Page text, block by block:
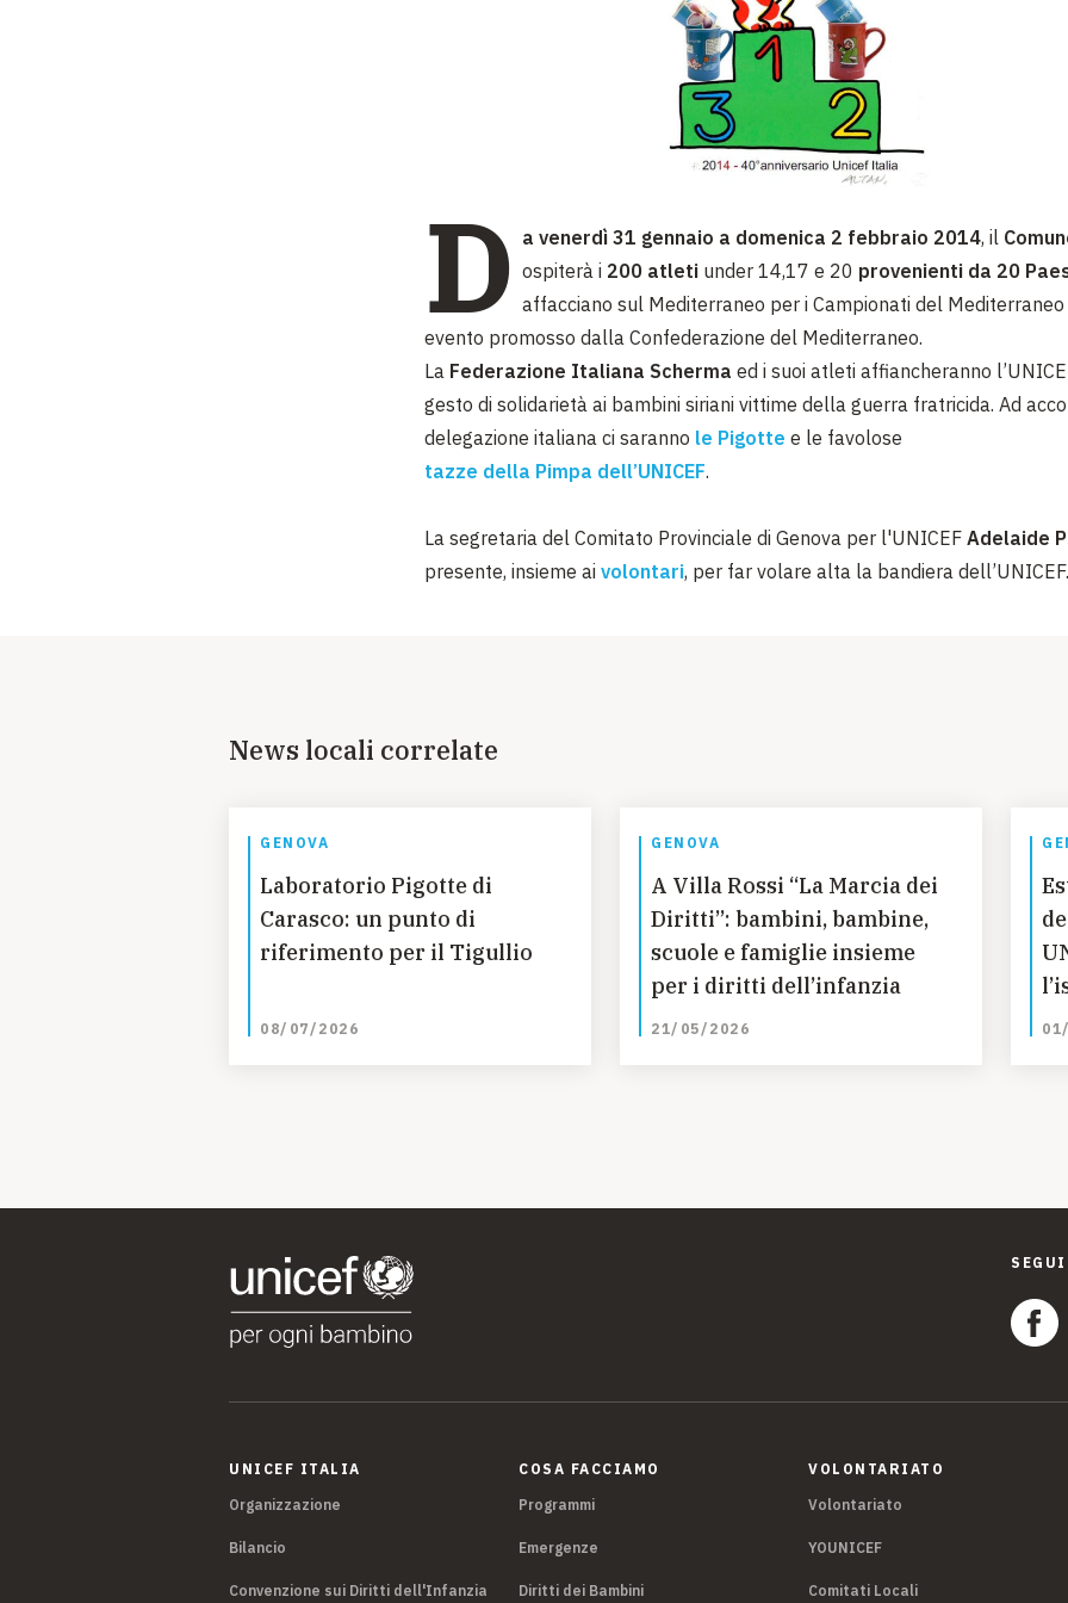
D a venerdì 31 gennaio a domenica 2 febbraio 2014, il
ospiterà i 200 atleti under 14,17 e 20 provenienti da 20
affacciano sul Mediterraneo per i Campionati del
evento promosso dalla Confederazione del Mediterraneo.
La Federazione Italiana Scherma ed i suoi atleti affiancheranno
gesto di solidarietà ai bambini siriani vittime della guerra fratricida. Ad
delegazione italiana ci saranno le Pigotte e le favolose
tazze della Pimpa dell’UNICEF.
La segretaria del Comitato Provinciale di Genova per l'UNICEF Adelaide
presente, insieme ai volontari, per far volare alta la bandiera dell’UNICEF.
News locali correlate
GENOVA
Laboratorio Pigotte di
Carasco: un punto di
riferimento per il Tigullio
08/07/2026
GENOVA
A Villa Rossi “La Marcia dei
Diritti”: bambini, bambine,
scuole e famiglie insieme
per i diritti dell’infanzia
21/05/2026
UNICEF ITALIA
Organizzazione
Bilancio
Convenzione sui Diritti dell'Infanzia
COSA FACCIAMO
Programmi
Emergenze
Diritti dei Bambini
VOLONTARIATO
Volontariato
YOUNICEF
Comitati Locali